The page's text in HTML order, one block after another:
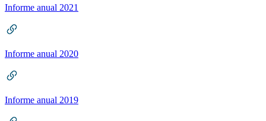
Informe anual 2021
Informe anual 2020
Informe anual 2019